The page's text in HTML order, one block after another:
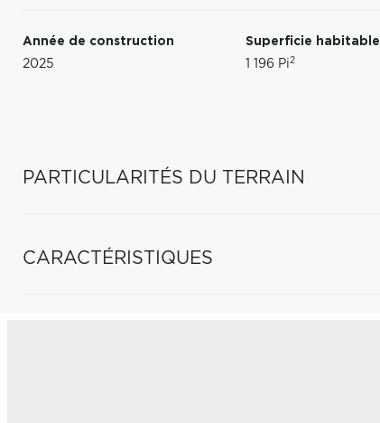
Année de construction
2025
Superficie habitable
1 196 Pi2
PARTICULARITÉS DU TERRAIN
CARACTÉRISTIQUES